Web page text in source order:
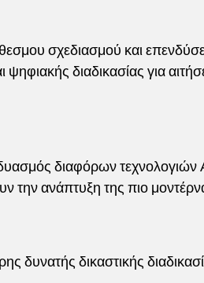
σχεδιασμού και
διαδικασίας για
διαφόρων
την ανάπτυξη της πιο
δυνατής δικαστικής